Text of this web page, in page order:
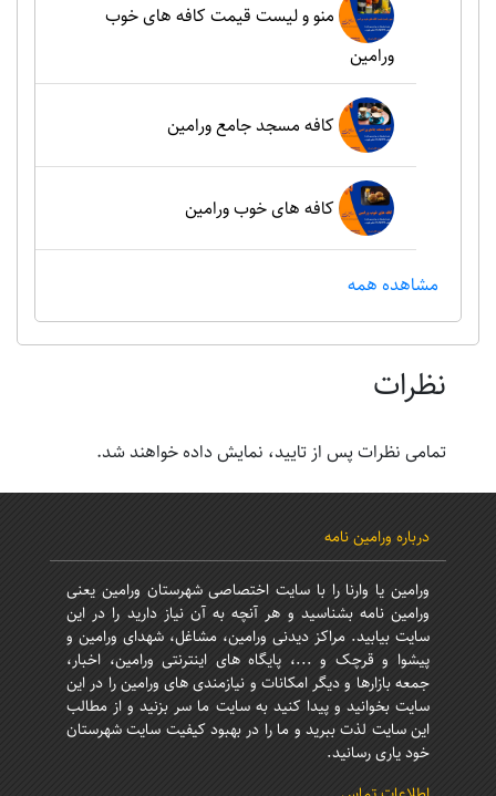
منو و لیست قیمت کافه های خوب
ورامین
کافه مسجد جامع ورامین
کافه های خوب ورامین
مشاهده همه
نظرات
تمامی نظرات پس از تایید، نمایش داده خواهند شد.
درباره ورامین نامه
ورامین یا وارنا را با سایت اختصاصی شهرستان ورامین یعنی
ورامین نامه بشناسید و هر آنچه به آن نیاز دارید را در این
سایت بیابید. مراکز دیدنی ورامین، مشاغل، شهدای ورامین و
پیشوا و قرچک و ...، پایگاه های اینترنتی ورامین، اخبار،
جمعه بازارها و دیگر امکانات و نیازمندی های ورامین را در این
سایت بخوانید و پیدا کنید به سایت ما سر بزنید و از مطالب
این سایت لذت ببرید و ما را در بهبود کیفیت سایت شهرستان
خود یاری رسانید.